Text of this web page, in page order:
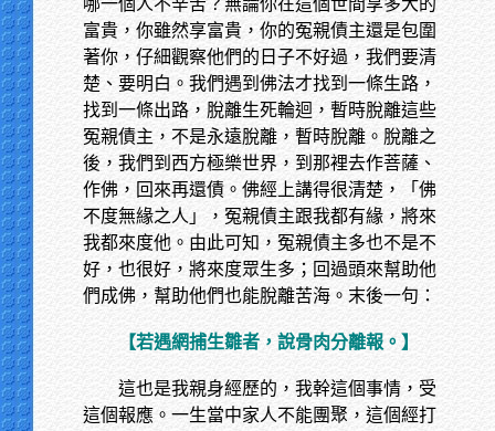
哪一個人不辛苦？無論你在這個世間享多大的
富貴，你雖然享富貴，你的冤親債主還是包圍
著你，仔細觀察他們的日子不好過，我們要清
楚、要明白。我們遇到佛法才找到一條生路，
找到一條出路，脫離生死輪迴，暫時脫離這些
冤親債主，不是永遠脫離，暫時脫離。脫離之
後，我們到西方極樂世界，到那裡去作菩薩、
作佛，回來再還債。佛經上講得很清楚，「佛
不度無緣之人」，冤親債主跟我都有緣，將來
我都來度他。由此可知，冤親債主多也不是不
好，也很好，將來度眾生多；回過頭來幫助他
們成佛，幫助他們也能脫離苦海。末後一句：
【若遇網捕生雛者，說骨肉分離報。】
這也是我親身經歷的，我幹這個事情，受
這個報應。一生當中家人不能團聚，這個經打